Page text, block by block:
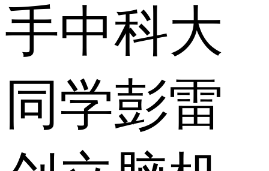
手中科大
同学彭雷